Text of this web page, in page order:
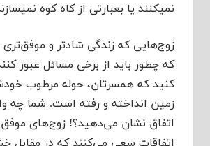
نمیکنند یا بعبارتی از کاه کوه
زوج‌هایی که زندگی شادتر و موفق‌تری
که چطور باید از برخی مسائل عبور
کنید که همسرتان، حوله مرطوب
زمین انداخته و رفته است. شما چه
اتفاق نشان می‌دهید؟! زوج‌های موفق